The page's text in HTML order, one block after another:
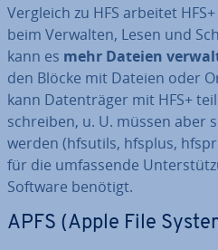
Vergleich zu HFS arbeitet
beim Verwalten, Lesen und
kann es mehr Dateien
den Blöcke mit Dateien oder
kann Da­ten­trä­ger mit HFS+
schrei­ben, u. U. müssen aber
werden (hfsutils, hfsplus,
für die um­fas­sen­de
Software benötigt.
APFS (Apple File